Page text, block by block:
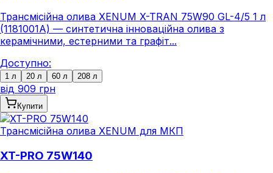
Трансмісійна олива XENUM X-TRAN 75W90 GL-4/5 1 л
(1181001A) — синтетична інноваційна олива з
керамічними, естерними та графіт...
Доступно:
1 л 20 л 60 л 208 л
від 909 грн
Купити
Трансмісійна олива XENUM для МКП
XT-PRO 75W140